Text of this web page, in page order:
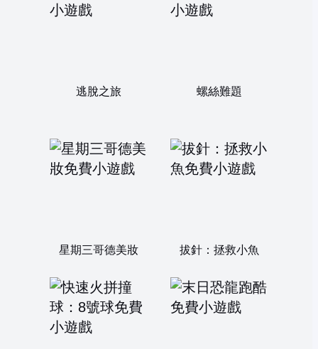
逃脫之旅 螺絲難題
星期三哥德美妝 拔針：拯救小魚